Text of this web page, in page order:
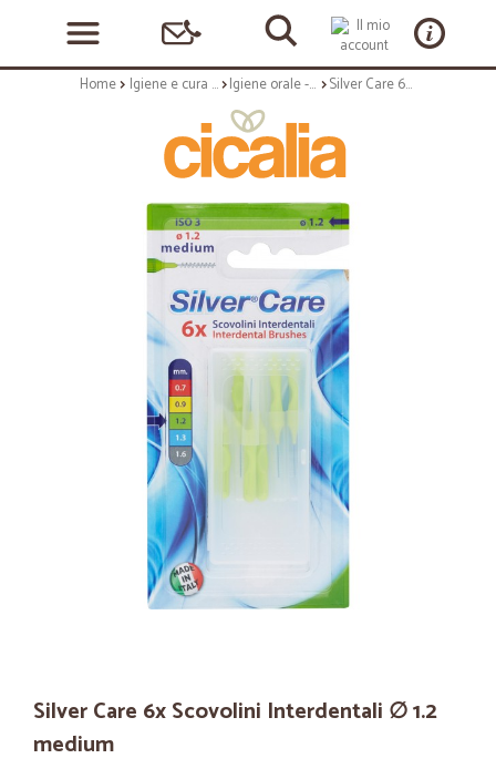
Home Igiene e cura personale Igiene orale - dentifricio Silver Care 6x Scovolini Interdentali ∅ 1.2 medium
Silver Care 6x Scovolini Interdentali ∅ 1.2
medium